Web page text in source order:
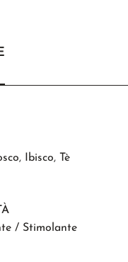
, Ibisco, Tè
/ Stimolante